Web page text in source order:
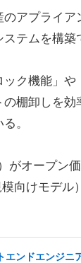
アプライア
テムを構築
ク機能」や
棚卸しを
。
オープン
向けモデル
エンドエンジニ